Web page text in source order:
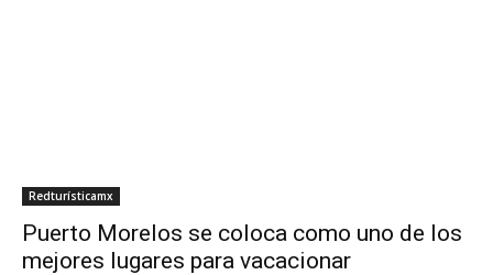
Redturísticamx
Puerto Morelos se coloca como uno de los
mejores lugares para vacacionar